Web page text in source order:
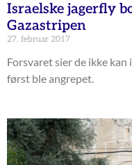
Israelske jagerfly
Gazastripen
27. februar 2017
Forsvaret sier de ikke
først ble angrepet.